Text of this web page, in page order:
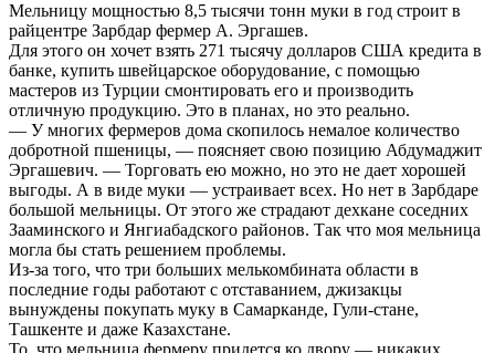
Мельницу мощностью 8,5 тысячи тонн муки в год строит в
райцентре Зарбдар фермер А. Эргашев.
Для этого он хочет взять 271 тысячу долларов США кредита в
банке, купить швейцарское оборудование, с помощью
мастеров из Турции смонтировать его и производить
отличную продукцию. Это в планах, но это реально.
— У многих фермеров дома скопилось немалое количество
добротной пшеницы, — поясняет свою позицию Абдумаджит
Эргашевич. — Торговать ею можно, но это не дает хорошей
выгоды. А в виде муки — устраивает всех. Но нет в Зарбдаре
большой мельницы. От этого же страдают дехкане соседних
Зааминского и Янгиабадского районов. Так что моя мельница
могла бы стать решением проблемы.
Из-за того, что три больших мелькомбината области в
последние годы работают с отставанием, джизакцы
вынуждены покупать муку в Самарканде, Гули-стане,
Ташкенте и даже Казахстане.